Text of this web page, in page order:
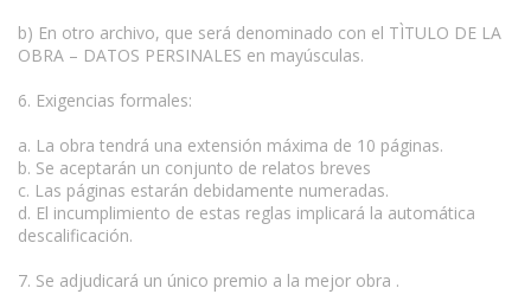
b) En otro archivo, que será denominado con el TÌTULO DE LA
OBRA – DATOS PERSINALES en mayúsculas.
6. Exigencias formales:
a. La obra tendrá una extensión máxima de 10 páginas.
b. Se aceptarán un conjunto de relatos breves
c. Las páginas estarán debidamente numeradas.
d. El incumplimiento de estas reglas implicará la automática
descalificación.
7. Se adjudicará un único premio a la mejor obra .